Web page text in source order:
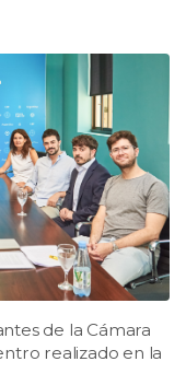
de la Cámara
realizado en la